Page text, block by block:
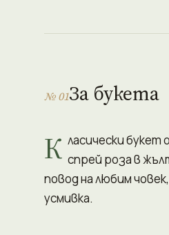
№ 01За букета
К ласически
спрей роза в
повод на любим
усмивка.